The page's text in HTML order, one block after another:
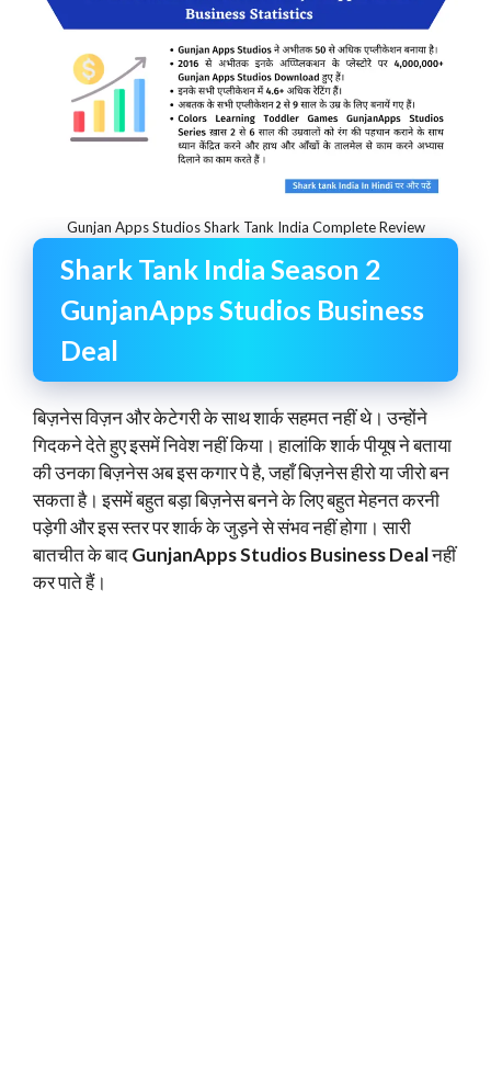
Gunjan Apps Studios Shark Tank India Complete Review
Shark Tank India Season 2
GunjanApps Studios Business
Deal
बिज़नेस विज़न और केटेगरी के साथ शार्क सहमत नहीं थे। उन्होंने
गिदकने देते हुए इसमें निवेश नहीं किया। हालांकि शार्क पीयूष ने बताया
की उनका बिज़नेस अब इस कगार पे है, जहाँ बिज़नेस हीरो या जीरो बन
सकता है। इसमें बहुत बड़ा बिज़नेस बनने के लिए बहुत मेहनत करनी
पड़ेगी और इस स्तर पर शार्क के जुड़ने से संभव नहीं होगा। सारी
बातचीत के बादGunjanApps Studios Business Dealनहीं
कर पाते हैं।